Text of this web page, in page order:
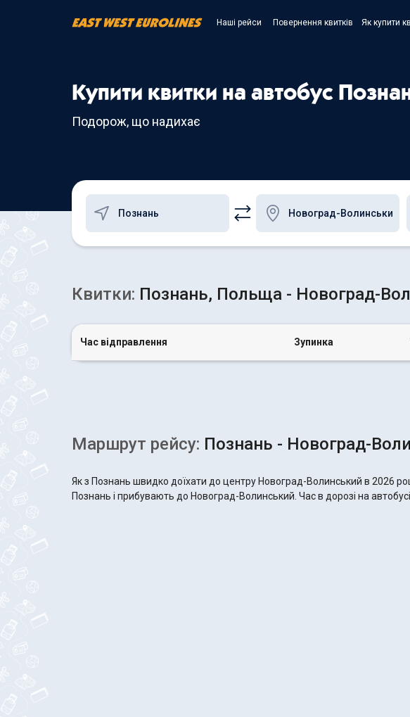
Наші рейси Повернення квитків Як купити
Купити квитки на автобус
Подорож, що надихає
Квитки: Познань, Польща - Новоград-
Час відправлення Зупинка
Маршрут рейсу: Познань - Новоград-
Як з Познань швидко доїхати до центру Новоград-Волинський в 2026
Познань і прибувають до Новоград-Волинський. Час в дорозі на